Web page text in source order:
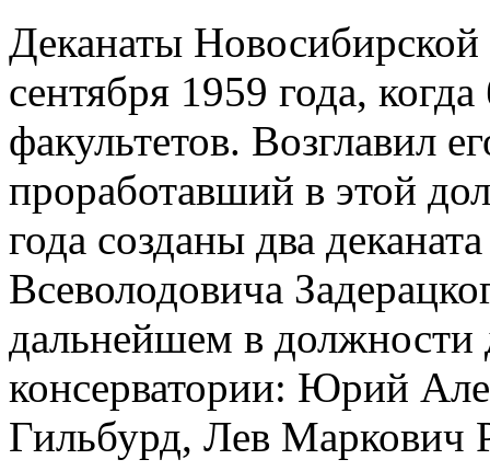
Деканаты Новосибирской
сентября 1959 года,
факультетов. Возглавил
проработавший в этой
года созданы два
Всеволодовича
дальнейшем в должности
консерватории: Юрий
Гильбурд, Лев Маркович